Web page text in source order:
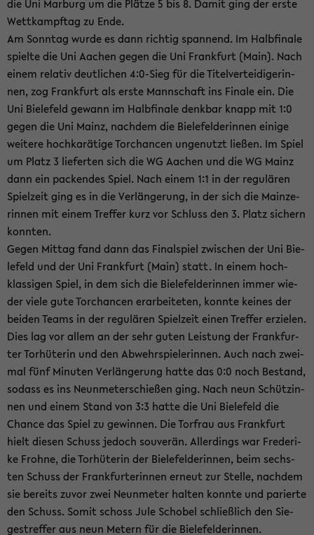
die Uni Mar­burg um die Plät­ze 5 bis 8. Damit ging der erste
Wett­kampf­tag zu Ende.
Am Sonn­tag wurde es dann rich­tig span­nend. Im Halb­fi­na­le
spiel­te die Uni Aa­chen gegen die Uni Frank­furt (Main). Nach
einem re­la­tiv deut­li­chen 4:0-​Sieg für die Ti­tel­ver­tei­di­ge­rin­
nen, zog Frank­furt als erste Mann­schaft ins Fi­na­le ein. Die
Uni Bie­le­feld ge­wann im Halb­fi­na­le denk­bar knapp mit 1:0
gegen die Uni Mainz, nach­dem die Bie­le­fel­de­rin­nen ei­ni­ge
wei­te­re hoch­ka­rä­ti­ge Tor­chan­cen un­ge­nutzt lie­ßen. Im Spiel
um Platz 3 lie­fer­ten sich die WG Aa­chen und die WG Mainz
dann ein pa­cken­des Spiel. Nach einem 1:1 in der re­gu­lä­ren
Spiel­zeit ging es in die Ver­län­ge­rung, in der sich die Main­ze­
rin­nen mit einem Tref­fer kurz vor Schluss den 3. Platz si­chern
konn­ten.
Gegen Mit­tag fand dann das Fi­nal­spiel zwi­schen der Uni Bie­
le­feld und der Uni Frank­furt (Main) statt. In einem hoch­
klas­si­gen Spiel, in dem sich die Bie­le­fel­de­rin­nen immer wie­
der viele gute Tor­chan­cen er­ar­bei­te­ten, konn­te kei­nes der
bei­den Teams in der re­gu­lä­ren Spiel­zeit einen Tref­fer er­zie­len.
Dies lag vor allem an der sehr guten Leis­tung der Frank­fur­
ter Tor­hü­te­rin und den Ab­wehr­spie­le­rin­nen. Auch nach zwei­
mal fünf Mi­nu­ten Ver­län­ge­rung hatte das 0:0 noch Be­stand,
so­dass es ins Neun­me­ter­schie­ßen ging. Nach neun Schüt­zin­
nen und einem Stand von 3:3 hatte die Uni Bie­le­feld die
Chan­ce das Spiel zu ge­win­nen. Die Tor­frau aus Frank­furt
hielt die­sen Schuss je­doch sou­ve­rän. Al­ler­dings war Fre­de­ri­
ke Froh­ne, die Tor­hü­te­rin der Bie­le­fel­de­rin­nen, beim sechs­
ten Schuss der Frank­fur­te­rin­nen er­neut zur Stel­le, nach­dem
sie be­reits zuvor zwei Neun­me­ter hal­ten konn­te und pa­rier­te
den Schuss. Somit schoss Jule Scho­bel schließ­lich den Sie­
ges­tref­fer aus neun Me­tern für die Bie­le­fel­de­rin­nen.